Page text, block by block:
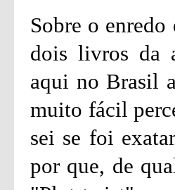
Sobre o
dois livros da
aqui no Brasil
muito fácil
sei se foi
por que, de